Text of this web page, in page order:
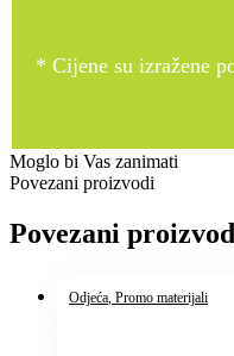
* Cijene su izražene
Moglo bi Vas zanimati
Povezani proizvodi
Povezani
Odjeća, Promo materijali